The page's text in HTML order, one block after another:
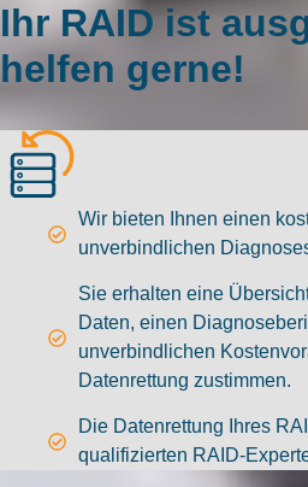
Ihr RAID ist
helfen gerne!
Wir bieten Ihnen einen
unverbindlichen
Sie erhalten eine
Daten, einen
unverbindlichen
Datenrettung zustimmen.
Die Datenrettung Ihres
qualifizierten RAID-